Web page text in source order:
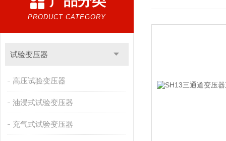
PRODUCT CATEGORY
试验变压器
高压试验变压器
油浸式试验变压器
充气式试验变压器